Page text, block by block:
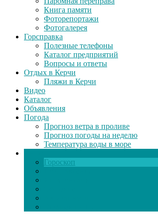
Книга памяти
Фоторепортажи
Фотогалерея
Горсправка
Полезные телефоны
Каталог предприятий
Вопросы и ответы
Отдых в Керчи
Пляжи в Керчи
Видео
Каталог
Объявления
Погода
Прогноз ветра в проливе
Прогноз погоды на неделю
Температура воды в море
Гороскоп